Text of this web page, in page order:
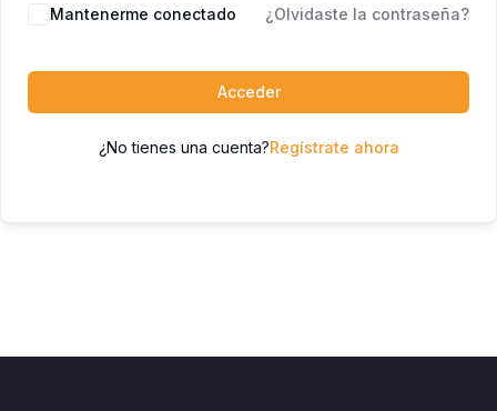
Mantenerme conectado ¿Olvidaste la contraseña?
Acceder
¿No tienes una cuenta?Regístrate ahora